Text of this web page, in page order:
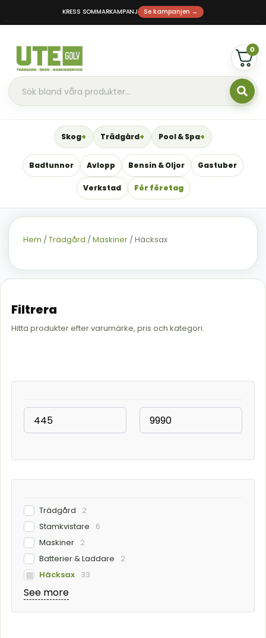
KRESS SOMMARKAMPANJ Se kampanjen →
0
Skog Trädgård Pool & Spa
Badtunnor Avlopp Bensin & Oljor Gastuber
Verkstad För företag
Hem /Trädgård /Maskiner / Häcksax
Filtrera
Hitta produkter efter varumärke, pris och kategori.
Trädgård
2
Stamkvistare
6
Maskiner 2
Batterier & Laddare
2
Häcksax 33
See more